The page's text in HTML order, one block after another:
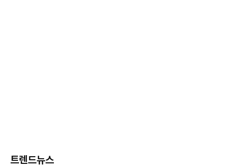
트렌드뉴스